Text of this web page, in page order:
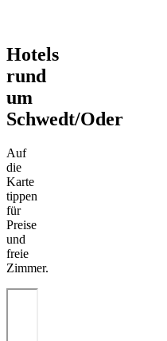
Hotels
rund
um
Schwedt/Oder
Auf
die
Karte
tippen
für
Preise
und
freie
Zimmer.